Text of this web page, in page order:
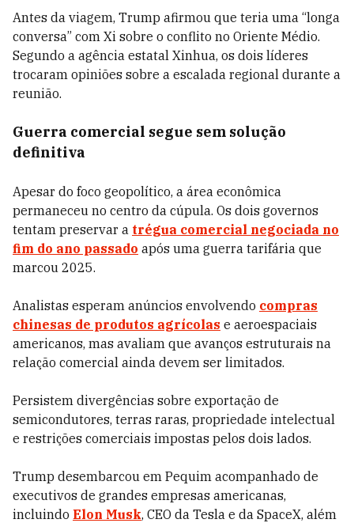
Antes da viagem, Trump afirmou que teria uma “longa
conversa” com Xi sobre o conflito no Oriente Médio.
Segundo a agência estatal Xinhua, os dois líderes
trocaram opiniões sobre a escalada regional durante a
reunião.
Guerra comercial segue sem solução
definitiva
Apesar do foco geopolítico, a área econômica
permaneceu no centro da cúpula. Os dois governos
tentam preservar a trégua comercial negociada no
fim do ano passado após uma guerra tarifária que
marcou 2025.
Analistas esperam anúncios envolvendo compras
chinesas de produtos agrícolas e aeroespaciais
americanos, mas avaliam que avanços estruturais na
relação comercial ainda devem ser limitados.
Persistem divergências sobre exportação de
semicondutores, terras raras, propriedade intelectual
e restrições comerciais impostas pelos dois lados.
Trump desembarcou em Pequim acompanhado de
executivos de grandes empresas americanas,
incluindo Elon Musk, CEO da Tesla e da SpaceX, além